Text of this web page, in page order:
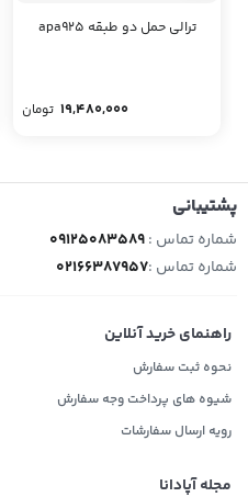
ترالی حمل دو طبقه apa925
19,480,000 تومان
پشتیبانی
شماره تماس :09125083589
شماره تماس :02166387957
راهنمای خرید آنلاین
نحوه ثبت سفارش
شیوه های پرداخت وجه سفارش
رویه ارسال سفارشات
مجله آپادانا